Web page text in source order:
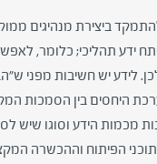
ביצירת מנהיגים
ידע תהליכי; כלומר,
לידע יש חשיבות מפני
היחסים בין הסמכות
מכמות הידע וסוגו שיש
הפיתוח וההכשרה